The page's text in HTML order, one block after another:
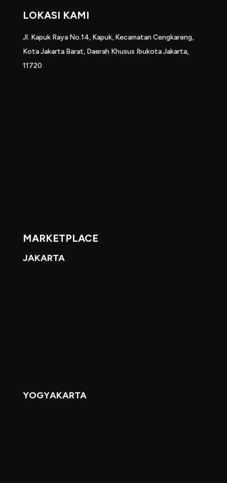
LOKASI KAMI
Jl. Kapuk Raya No.14, Kapuk, Kecamatan Cengkareng,
Kota Jakarta Barat, Daerah Khusus Ibukota Jakarta,
11720
MARKETPLACE
JAKARTA
YOGYAKARTA